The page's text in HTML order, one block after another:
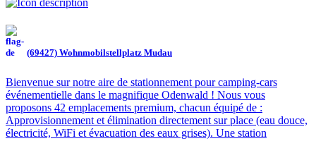
(69427) Wohnmobilstellplatz Mudau
Bienvenue sur notre aire de stationnement pour camping-cars
événementielle dans le magnifique Odenwald ! Nous vous
proposons 42 emplacements premium, chacun équipé de :
Approvisionnement et élimination directement sur place (eau douce,
électricité, WiFi et évacuation des eaux grises). Une station